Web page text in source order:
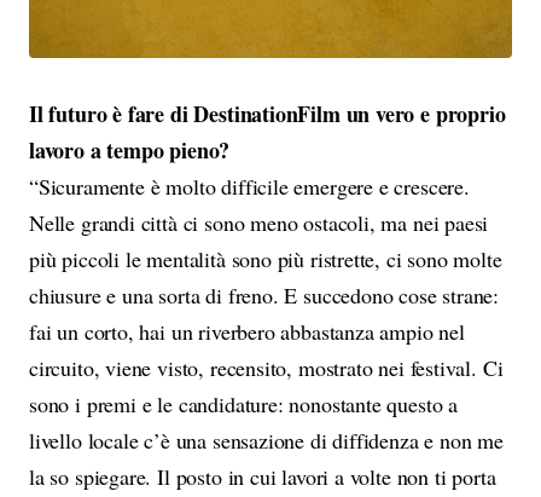
Il futuro è fare di DestinationFilm un vero e proprio
lavoro a tempo pieno?
“Sicuramente è molto difficile emergere e crescere.
Nelle grandi città ci sono meno ostacoli, ma nei paesi
più piccoli le mentalità sono più ristrette, ci sono molte
chiusure e una sorta di freno. E succedono cose strane:
fai un corto, hai un riverbero abbastanza ampio nel
circuito, viene visto, recensito, mostrato nei festival. Ci
sono i premi e le candidature: nonostante questo a
livello locale c’è una sensazione di diffidenza e non me
la so spiegare. Il posto in cui lavori a volte non ti porta